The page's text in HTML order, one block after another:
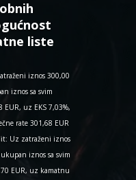
liste
iznos 300,00
iznos sa svim
uz EKS 7,03%,
rate 301,68 EUR
Uz zatraženi iznos
iznos sa svim
EUR, uz kamatnu